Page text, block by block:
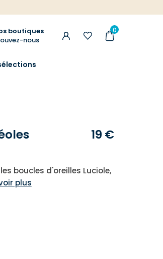
boutiques
nous
0
19 €
boucles d'oreilles Luciole,
plus